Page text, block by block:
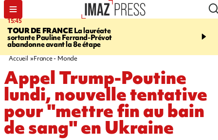
15:45
TOUR DE FRANCELa lauréate
sortante Pauline Ferrand-Prévot
abandonne avant la 8e étape
20:17
routière, concours de
Accueil France - Monde
Appel Trump-Poutine
lundi, nouvelle tentative
pour "mettre fin au bain
de sang" en Ukraine